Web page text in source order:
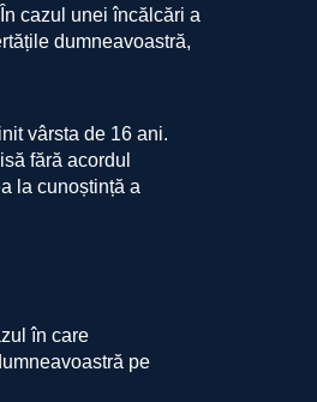
cazul unei încălcări a
dumneavoastră,
vârsta de 16 ani.
fără acordul
la cunoștință a
în care
pe